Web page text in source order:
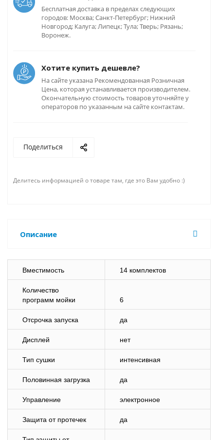
Бесплатная доставка в пределах следующих
городов: Москва; Санкт-Петербург; Нижний
Новгород; Калуга; Липецк; Тула; Тверь; Рязань;
Воронеж.
Хотите купить дешевле?
На сайте указана Рекомендованная Розничная
Цена, которая устанавливается производителем.
Окончательную стоимость товаров уточняйте у
операторов по указанным на сайте контактам.
Поделиться
Делитесь информацией о товаре там, где это Вам удобно :)
Описание
Вместимость 14 комплектов
Количество
программ мойки
6
Отсрочка запуска да
Дисплей нет
Тип сушки интенсивная
Половинная загрузка да
Управление электронное
Защита от протечек да